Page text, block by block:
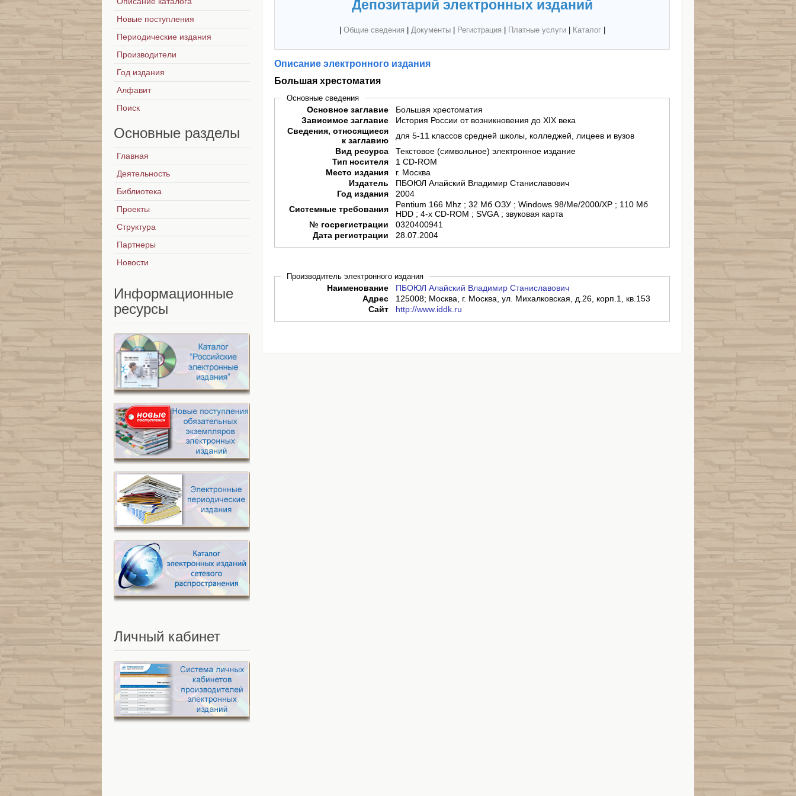
Депозитарий электронных изданий
Общие сведения Документы| Регистрация Платные услуги| Каталог|
Описание электронного издания
Большая хрестоматия
Основные сведения
Основное заглавие
Большая хрестоматия
Зависимое заглавие
История России от возникновения до XIX века
Сведения, относящиеся
к заглавию
для 5-11 классов средней школы, колледжей, лицеев и вузов
Вид ресурса
Текстовое (символьное) электронное издание
Тип носителя
1 CD-ROM
Место издания
г. Москва
Издатель
ПБОЮЛ Алайский Владимир Станиславович
Год издания
2004
Системные требования
Pentium 166 Mhz ; 32 Мб ОЗУ ; Windows 98/Me/2000/XP ; 110 Мб
HDD ; 4-x CD-ROM ; SVGA ; звуковая карта
№ госрегистрации
0320400941
Дата регистрации
28.07.2004
Производитель электронного издания
Наименование
ПБОЮЛ Алайский Владимир Станиславович
Адрес
125008; Москва, г. Москва, ул. Михалковская, д.26, корп.1, кв.153
Сайт
http://www.iddk.ru
Новые поступления
Периодические издания
Производители
Год издания
Алфавит
Поиск
Основные разделы
Главная
Деятельность
Библиотека
Проекты
Структура
Партнеры
Новости
Информационные
ресурсы
Личный кабинет